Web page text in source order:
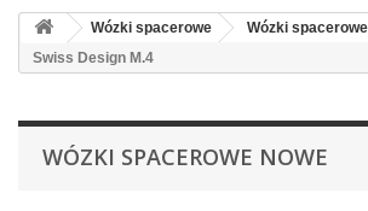
Wózki spacerowe Wózki
Swiss Design M.4
WÓZKI SPACEROWE NOWE